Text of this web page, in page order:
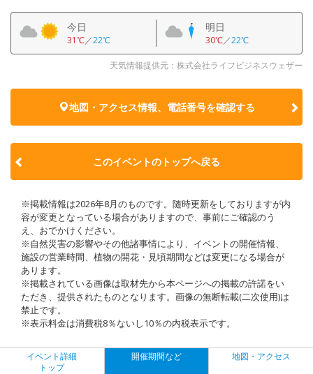
今日
31℃／22℃
明日
30℃／22℃
天気情報提供元：株式会社ライフビジネスウェザー
地図・アクセス情報、電話番号を確認する
このイベントのトップへ戻る
※掲載情報は2026年8月のものです。随時更新をしておりますが内
容が変更となっている場合がありますので、事前にご確認のう
え、おでかけください。
※自然災害の影響やその他諸事情により、イベントの開催情報、
施設の営業時間、植物の開花・見頃期間などは変更になる場合が
あります。
※掲載されている画像は取材先から本ページへの掲載の許諾をい
ただき、提供されたものとなります。画像の無断転載(二次使用)は
禁止です。
※表示料金は消費税8％ないし10％の内税表示です。
イベント詳細
トップ
開催期間など 地図・アクセス